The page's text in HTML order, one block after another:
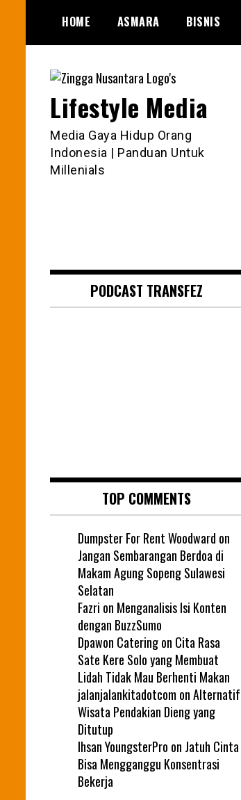
content
HOME ASMARA BISNIS
Lifestyle Media
Media Gaya Hidup Orang
Indonesia | Panduan Untuk
Millenials
PODCAST TRANSFEZ
TOP COMMENTS
Dumpster For Rent Woodward on
Jangan Sembarangan Berdoa di
Makam Agung Sopeng Sulawesi
Selatan
Fazri on Menganalisis Isi Konten
dengan BuzzSumo
Dpawon Cateringon Cita Rasa
Sate Kere Solo yang Membuat
Lidah Tidak Mau Berhenti Makan
jalanjalankitadotcom onAlternatif
Wisata Pendakian Dieng yang
Ditutup
Ihsan YoungsterPro on Jatuh Cinta
Bisa Mengganggu Konsentrasi
Bekerja